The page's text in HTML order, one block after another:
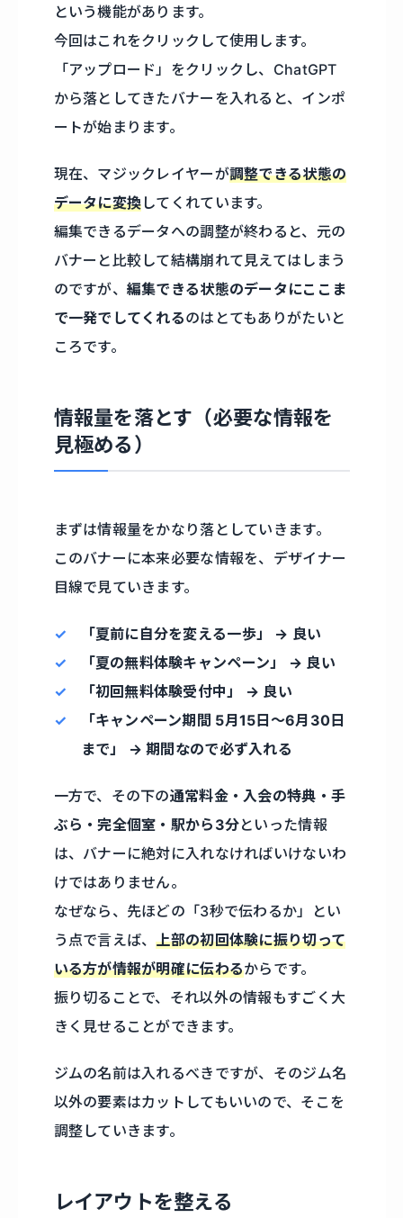
という機能があります。
今回はこれをクリックして使用します。
「アップロード」をクリックし、ChatGPT
から落としてきたバナーを入れると、インポ
ートが始まります。
現在、マジックレイヤーが調整できる状態の
データに変換 してくれています。
編集できるデータへの調整が終わると、元の
バナーと比較して結構崩れて見えてはしまう
のですが、 編集できる状態のデータにここま
で一発でしてくれるのはとてもありがたいと
ころです。
情報量を落とす（必要な情報を
見極める）
まずは情報量をかなり落としていきます。
このバナーに本来必要な情報を、デザイナー
目線で見ていきます。
「夏前に自分を変える一歩」 → 良い
「夏の無料体験キャンペーン」 → 良い
「初回無料体験受付中」 → 良い
「キャンペーン期間 5月15日〜6月30日
まで」 → 期間なので必ず入れる
一方で、その下の通常料金・入会の特典・手
ぶら・完全個室・駅から3分といった情報
は、バナーに絶対に入れなければいけないわ
けではありません。
なぜなら、先ほどの「3秒で伝わるか」とい
う点で言えば、上部の初回体験に振り切って
いる方が情報が明確に伝わるからです。
振り切ることで、それ以外の情報もすごく大
きく見せることができます。
ジムの名前は入れるべきですが、そのジム名
以外の要素はカットしてもいいので、そこを
調整していきます。
レイアウトを整える